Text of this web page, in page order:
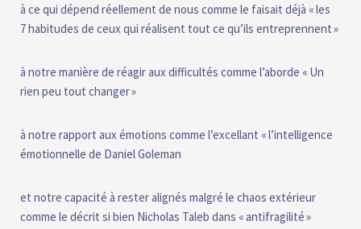
à ce qui dépend réellement de nous comme le faisait déjà « les
7 habitudes de ceux qui réalisent tout ce qu’ils entreprennent »
à notre manière de réagir aux difficultés comme l’aborde « Un
rien peu tout changer »
à notre rapport aux émotions comme l’excellant « l’intelligence
émotionnelle de Daniel Goleman
et notre capacité à rester alignés malgré le chaos extérieur
comme le décrit si bien Nicholas Taleb dans « antifragilité »